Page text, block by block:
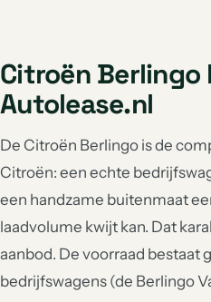
Citroën Berlingo
Autolease.nl
De Citroën Berlingo is de
Citroën: een echte
een handzame buitenmaat
laadvolume kwijt kan. Dat
aanbod. De voorraad bestaat
bedrijfswagens (de Berlingo